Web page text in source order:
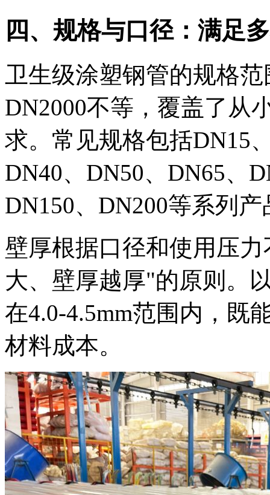
四、规格与口径：满足
卫生级涂塑钢管的规格
DN2000不等，覆盖了从
求。常见规格包括DN15
DN40、DN50、DN65、
DN150、DN200等系列产
壁厚根据口径和使用压
大、壁厚越厚"的原则。
在4.0-4.5mm范围内，既
材料成本。